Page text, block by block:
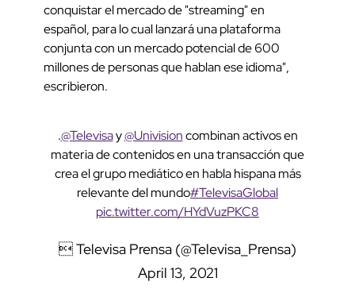
conquistar el mercado de "streaming" en
español, para lo cual lanzará una plataforma
conjunta con un mercado potencial de 600
millones de personas que hablan ese idioma",
escribieron.
.@Televisay@Univisioncombinan activos en
materia de contenidos en una transacción que
crea el grupo mediático en habla hispana más
relevante del mundo#TelevisaGlobal
pic.twitter.com/HYdVuzPKC8
 Televisa Prensa (@Televisa_Prensa)
April 13, 2021